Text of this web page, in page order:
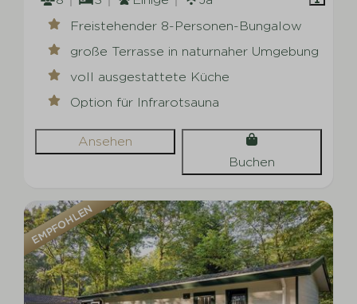
Freistehender 8-Personen-Bungalow
große Terrasse in naturnaher Umgebung
voll ausgestattete Küche
Option für Infrarotsauna
Ansehen
Buchen
EMPFOHLEN